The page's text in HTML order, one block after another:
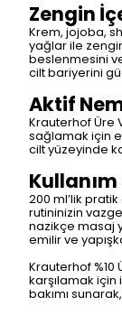
Zengin
Krem, jojoba,
yağlar ile
beslenmesini
cilt bariyerini
Aktif
Krauterhof Üre
sağlamak için
cilt yüzeyinde
Kullanım
200 ml’lik
rutininizin
nazikçe masaj
emilir ve
Krauterhof %10
karşılamak
bakımı